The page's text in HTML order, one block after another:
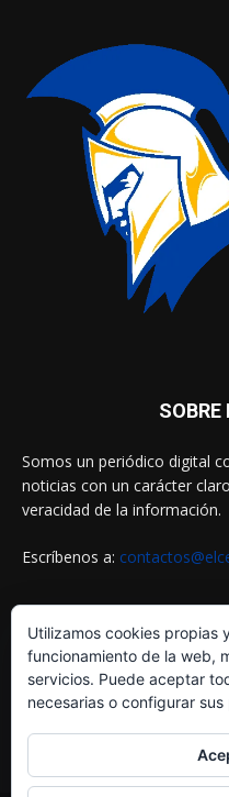
SOBRE
Somos un periódico digital
noticias con un carácter
veracidad de la información.
Escríbenos a:
Utilizamos cookies propias
funcionamiento de la web,
servicios. Puede aceptar
necesarias o configurar